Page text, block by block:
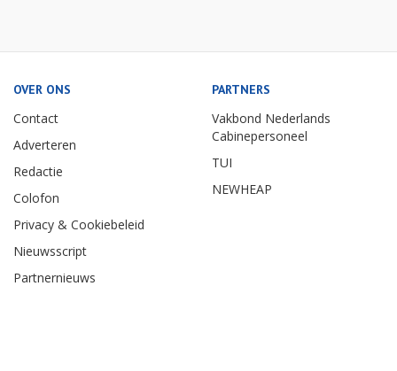
OVER ONS
Contact
Adverteren
Redactie
Colofon
Privacy & Cookiebeleid
Nieuwsscript
Partnernieuws
PARTNERS
Vakbond Nederlands
Cabinepersoneel
TUI
NEWHEAP